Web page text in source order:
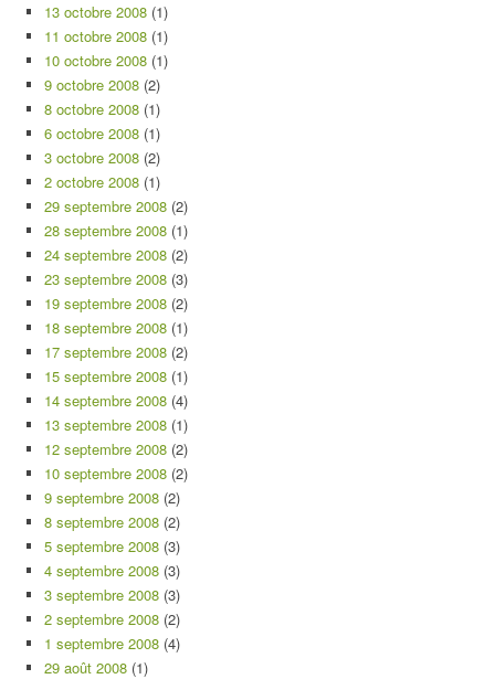
13 octobre 2008 (1)
11 octobre 2008 (1)
10 octobre 2008 (1)
9 octobre 2008 (2)
8 octobre 2008 (1)
6 octobre 2008 (1)
3 octobre 2008 (2)
2 octobre 2008 (1)
29 septembre 2008 (2)
28 septembre 2008 (1)
24 septembre 2008 (2)
23 septembre 2008 (3)
19 septembre 2008 (2)
18 septembre 2008 (1)
17 septembre 2008 (2)
15 septembre 2008 (1)
14 septembre 2008 (4)
13 septembre 2008 (1)
12 septembre 2008 (2)
10 septembre 2008 (2)
9 septembre 2008 (2)
8 septembre 2008 (2)
5 septembre 2008 (3)
4 septembre 2008 (3)
3 septembre 2008 (3)
2 septembre 2008 (2)
1 septembre 2008 (4)
29 août 2008 (1)